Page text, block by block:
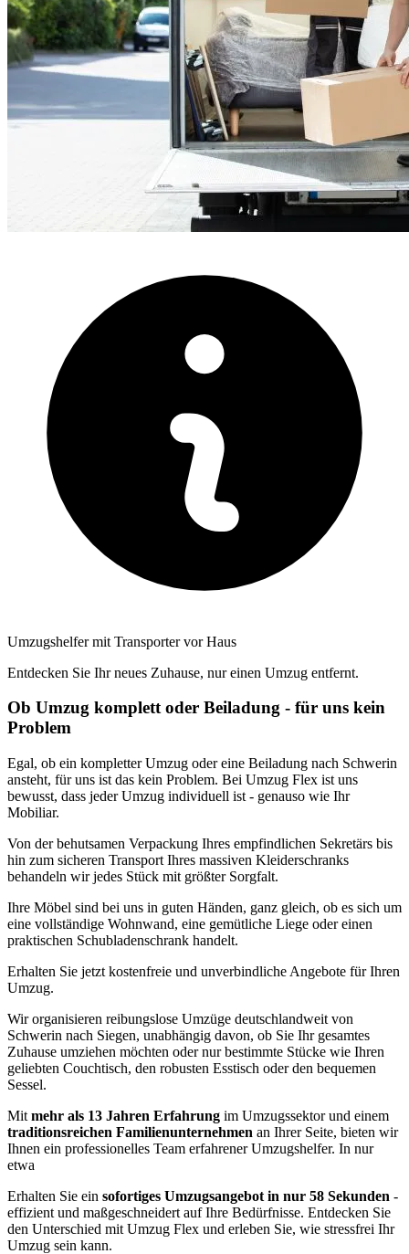
Umzugshelfer mit Transporter vor Haus
Entdecken Sie Ihr neues Zuhause, nur einen Umzug entfernt.
Ob Umzug komplett oder Beiladung - für uns kein
Problem
Egal, ob ein kompletter Umzug oder eine Beiladung nach Schwerin
ansteht, für uns ist das kein Problem. Bei Umzug Flex ist uns
bewusst, dass jeder Umzug individuell ist - genauso wie Ihr
Mobiliar.
Von der behutsamen Verpackung Ihres empfindlichen Sekretärs bis
hin zum sicheren Transport Ihres massiven Kleiderschranks
behandeln wir jedes Stück mit größter Sorgfalt.
Ihre Möbel sind bei uns in guten Händen, ganz gleich, ob es sich um
eine vollständige Wohnwand, eine gemütliche Liege oder einen
praktischen Schubladenschrank handelt.
Erhalten Sie jetzt kostenfreie und unverbindliche Angebote für Ihren
Umzug.
Wir organisieren reibungslose Umzüge deutschlandweit von
Schwerin nach Siegen, unabhängig davon, ob Sie Ihr gesamtes
Zuhause umziehen möchten oder nur bestimmte Stücke wie Ihren
geliebten Couchtisch, den robusten Esstisch oder den bequemen
Sessel.
Mit mehr als 13 Jahren Erfahrung im Umzugssektor und einem
traditionsreichen Familienunternehmen an Ihrer Seite, bieten wir
Ihnen ein professionelles Team erfahrener Umzugshelfer. In nur
etwa
Erhalten Sie ein sofortiges Umzugsangebot in nur 58 Sekunden -
effizient und maßgeschneidert auf Ihre Bedürfnisse. Entdecken Sie
den Unterschied mit Umzug Flex und erleben Sie, wie stressfrei Ihr
Umzug sein kann.